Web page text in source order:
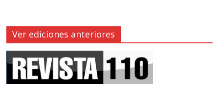
Ver ediciones anteriores